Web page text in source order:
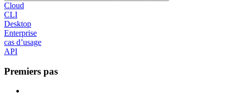
Cloud
CLI
Desktop
Enterprise
cas d’usage
API
Premiers pas